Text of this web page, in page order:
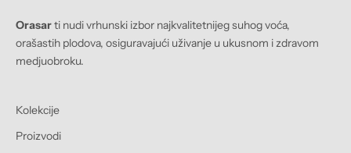
Orasarti nudi vrhunski izbor najkvalitetnijeg suhog voća,
orašastih plodova, osiguravajući uživanje u ukusnom i zdravom
medjuobroku.
Kolekcije
Proizvodi